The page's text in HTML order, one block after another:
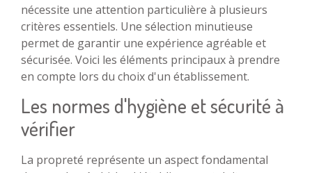
nécessite une attention particulière à plusieurs
critères essentiels. Une sélection minutieuse
permet de garantir une expérience agréable et
sécurisée. Voici les éléments principaux à prendre
en compte lors du choix d'un établissement.
Les normes d'hygiène et sécurité à
vérifier
La propreté représente un aspect fondamental